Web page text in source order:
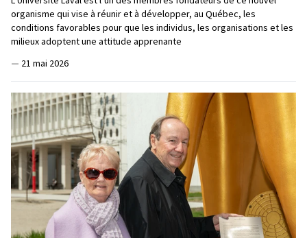
organisme qui vise à réunir et à développer, au Québec, les
conditions favorables pour que les individus, les organisations et les
milieux adoptent une attitude apprenante
— 21 mai 2026